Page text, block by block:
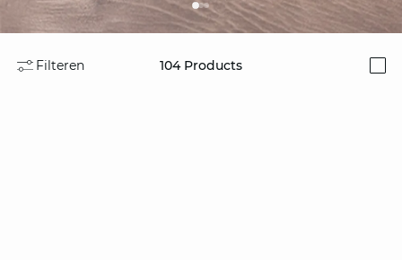
Filteren 104 Products